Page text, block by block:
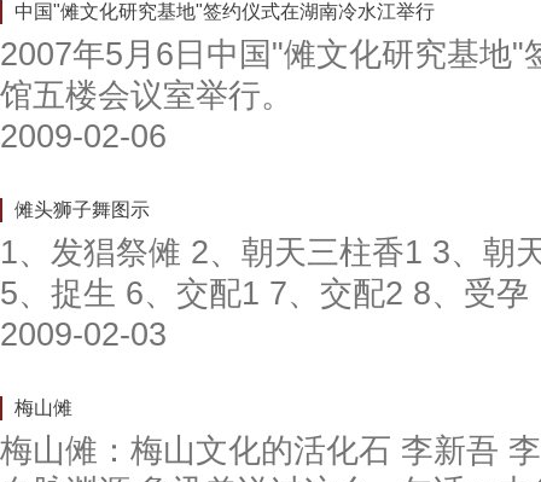
中国"傩文化研究基地"签约仪式在湖南冷水江举行
2007年5月6日中国"傩文化研究基地"
馆五楼会议室举行。
2009-02-06
傩头狮子舞图示
1、发猖祭傩 2、朝天三柱香1 3、
5、捉生 6、交配1 7、交配2 8、受
2009-02-03
梅山傩
梅山傩：梅山文化的活化石 李新吾